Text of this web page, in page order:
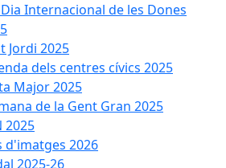
Internacional de les Dones
Jordi 2025
dels centres cívics 2025
Major 2025
de la Gent Gran 2025
2025
d'imatges 2026
2025-26